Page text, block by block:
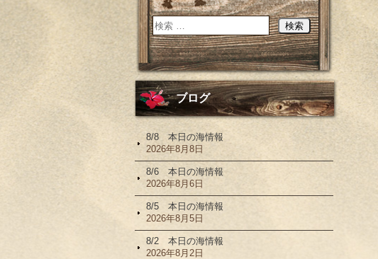
ブログ
8/8 本日の海情報
2026年8月8日
8/6 本日の海情報
2026年8月6日
8/5 本日の海情報
2026年8月5日
8/2 本日の海情報
2026年8月2日